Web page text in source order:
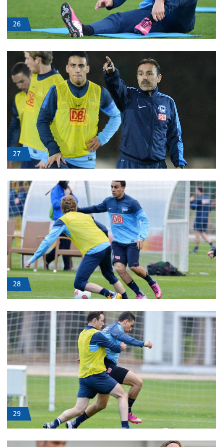
26
27
28
29